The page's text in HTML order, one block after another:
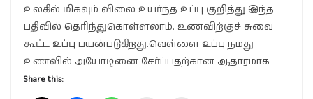
உலகில் மிகவும் விலை உயர்ந்த உப்பு குறித்து இந்த
பதிவில் தெரிந்துகொள்ளலாம். உணவிற்குச் சுவை
கூட்ட உப்பு பயன்படுகிறது.வெள்ளை உப்பு நமது
உணவில் அயோடினை சேர்ப்பதற்கான ஆதாரமாக
Share this: